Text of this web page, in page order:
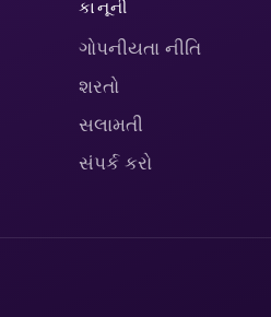
કાનૂની
ગોપનીયતા નીતિ
શરતો
સલામતી
સંપર્ક કરો